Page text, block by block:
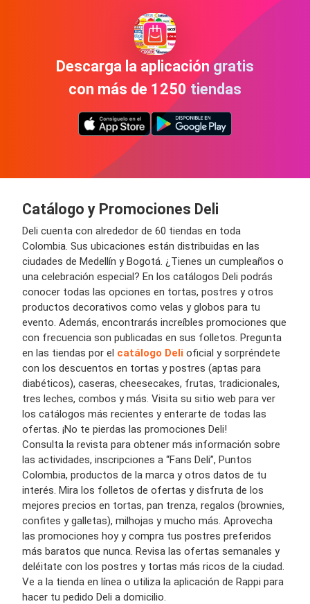
Descarga la aplicación gratis
con más de 1250 tiendas
Catálogo y Promociones Deli
Deli cuenta con alrededor de 60 tiendas en toda
Colombia. Sus ubicaciones están distribuidas en las
ciudades de Medellín y Bogotá. ¿Tienes un cumpleaños o
una celebración especial? En los catálogos Deli podrás
conocer todas las opciones en tortas, postres y otros
productos decorativos como velas y globos para tu
evento. Además, encontrarás increíbles promociones que
con frecuencia son publicadas en sus folletos. Pregunta
en las tiendas por el catálogo Deli oficial y sorpréndete
con los descuentos en tortas y postres (aptas para
diabéticos), caseras, cheesecakes, frutas, tradicionales,
tres leches, combos y más. Visita su sitio web para ver
los catálogos más recientes y enterarte de todas las
ofertas. ¡No te pierdas las promociones Deli!
Consulta la revista para obtener más información sobre
las actividades, inscripciones a “Fans Deli”, Puntos
Colombia, productos de la marca y otros datos de tu
interés. Mira los folletos de ofertas y disfruta de los
mejores precios en tortas, pan trenza, regalos (brownies,
confites y galletas), milhojas y mucho más. Aprovecha
las promociones hoy y compra tus postres preferidos
más baratos que nunca. Revisa las ofertas semanales y
deléitate con los postres y tortas más ricos de la ciudad.
Ve a la tienda en línea o utiliza la aplicación de Rappi para
hacer tu pedido Deli a domicilio.